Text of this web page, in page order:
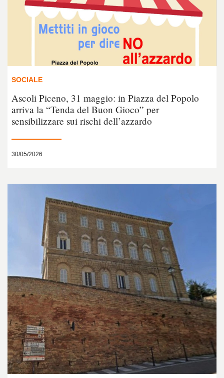
SOCIALE
Ascoli Piceno, 31 maggio: in Piazza del Popolo
arriva la “Tenda del Buon Gioco” per
sensibilizzare sui rischi dell’azzardo
30/05/2026